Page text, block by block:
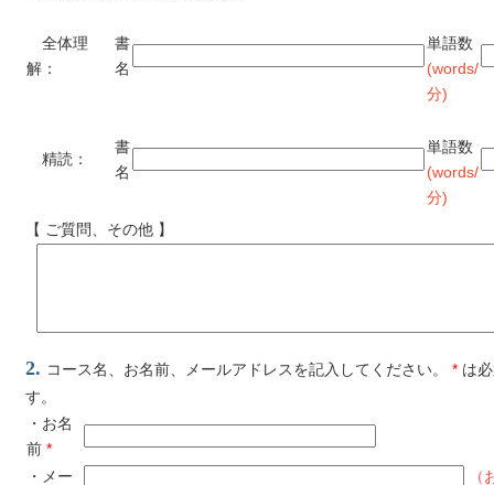
全体理
解：
書
名
単語数
(words/
分)
精読：
書
名
単語数
(words/
分)
【 ご質問、その他 】
2. コース名、お名前、メールアドレスを記入してください。* は
す。
・お名
前*
・メー
（